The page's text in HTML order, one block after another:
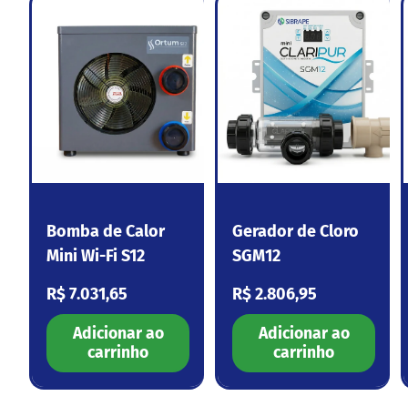
Bomba de Calor
Mini Wi-Fi S12
Preço normal
R$ 7.031,65
Adicionar ao
carrinho
Gerador de Cloro
SGM12
Preço normal
R$ 2.806,95
Adicionar ao
carrinho